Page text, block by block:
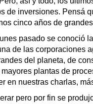
de inversiones. Pensá
cinco años de
pasado se conoció
de las corporaciones
del planeta, de
plantas de
en nuestras charlas,
pero por fin se